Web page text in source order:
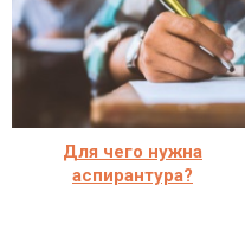
Для чего нужна
аспирантура?